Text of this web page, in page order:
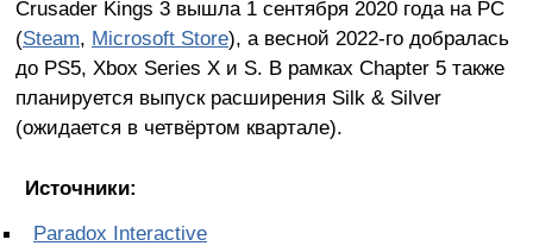
Crusader Kings 3 вышла 1 сентября 2020 года на PC
(Steam, Microsoft Store), а весной 2022-го добралась
до PS5, Xbox Series X и S. В рамках Chapter 5 также
планируется выпуск расширения Silk & Silver
(ожидается в четвёртом квартале).
Источники:
Paradox Interactive